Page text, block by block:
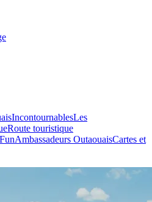
IncontournablesLes
Route touristique
Ambassadeurs OutaouaisCartes et